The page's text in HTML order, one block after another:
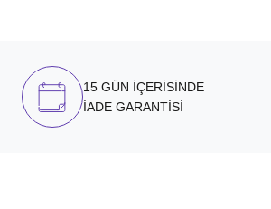
15 GÜN İÇERİSİNDE
İADE GARANTİSİ